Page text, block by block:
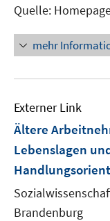
Quelle:
mehr
Externer Link
Ältere
Lebenslagen
Brandenburg